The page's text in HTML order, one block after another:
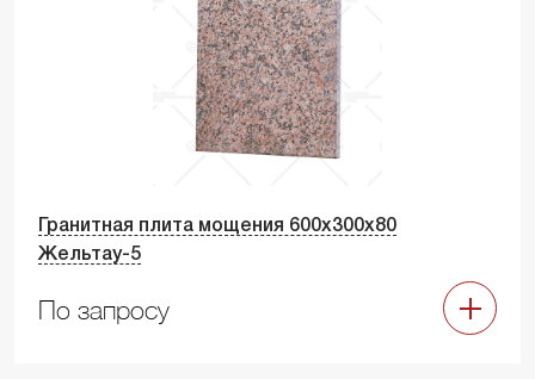
Гранитная плита мощения 600х300х80
Жельтау-5
По запросу